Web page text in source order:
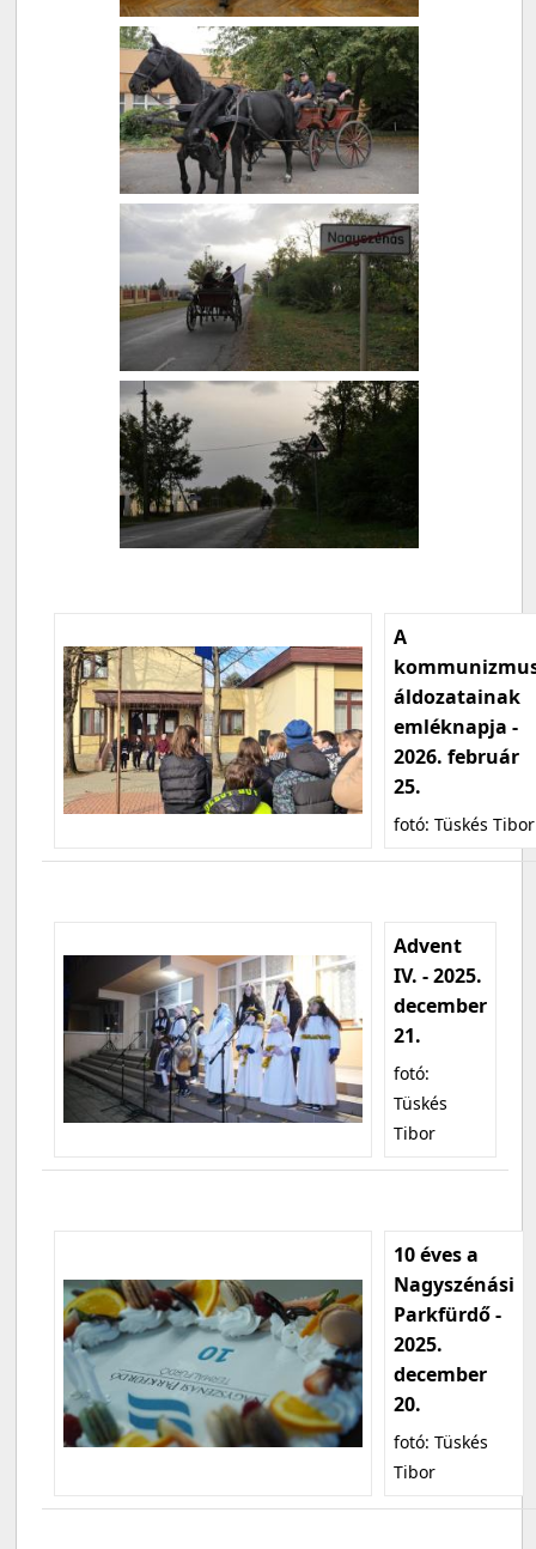
A
áldozatainak
emléknapja -
2026. február
25.
fotó: Tüskés Tibor
Advent
IV. - 2025.
december
21.
fotó:
Tüskés
Tibor
10 éves a
Nagyszénási
Parkfürdő -
2025.
december
20.
fotó: Tüskés
Tibor